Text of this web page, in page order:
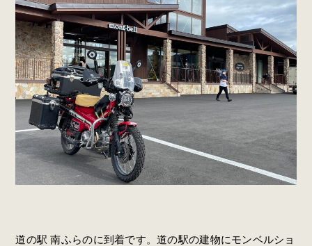
道の駅 南ふらのに到着です。道の駅の建物にモンベルショ